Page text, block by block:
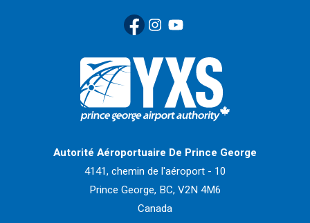
Facebook
(Link opens in new window)
Instagram
(Link opens in new window)
YouTube
(Link opens in new window)
Retour à la page d'accueil>
Autorité Aéroportuaire De Prince George
4141, chemin de l'aéroport - 10
Prince George, BC, V2N 4M6
Canada